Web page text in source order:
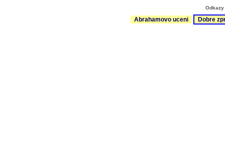
Abrahamovo uceni Dobre